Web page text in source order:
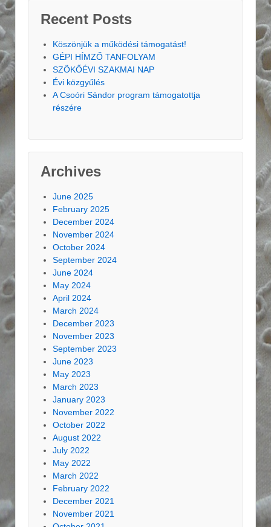
Recent Posts
Köszönjük a működési támogatást!
GÉPI HÍMZŐ TANFOLYAM
SZÖKŐÉVI SZAKMAI NAP
Évi közgyűlés
A Csoóri Sándor program támogatottja
részére
Archives
June 2025
February 2025
December 2024
November 2024
October 2024
September 2024
June 2024
May 2024
April 2024
March 2024
December 2023
November 2023
September 2023
June 2023
May 2023
March 2023
January 2023
November 2022
October 2022
August 2022
July 2022
May 2022
March 2022
February 2022
December 2021
November 2021